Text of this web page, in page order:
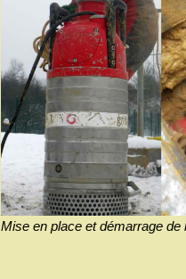
Mise en place et démarrage de